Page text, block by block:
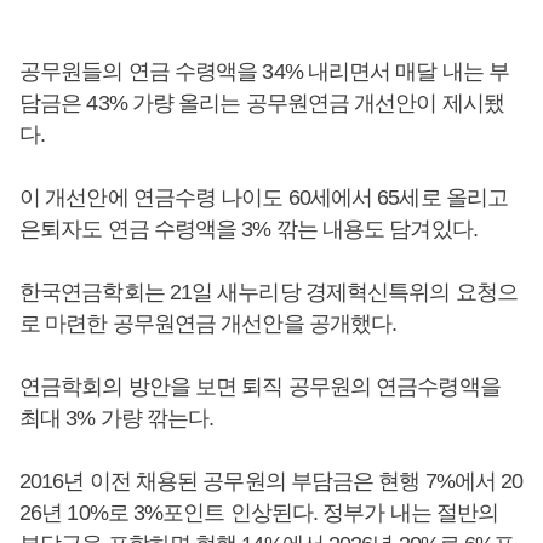
공무원들의 연금 수령액을 34% 내리면서 매달 내는 부
담금은 43% 가량 올리는 공무원연금 개선안이 제시됐
다.
이 개선안에 연금수령 나이도 60세에서 65세로 올리고
은퇴자도 연금 수령액을 3% 깎는 내용도 담겨있다.
한국연금학회는 21일 새누리당 경제혁신특위의 요청으
로 마련한 공무원연금 개선안을 공개했다.
연금학회의 방안을 보면 퇴직 공무원의 연금수령액을
최대 3% 가량 깎는다.
2016년 이전 채용된 공무원의 부담금은 현행 7%에서 20
26년 10%로 3%포인트 인상된다. 정부가 내는 절반의